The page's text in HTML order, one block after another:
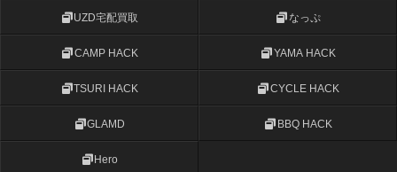
UZD宅配買取 なっぷ
CAMP HACK YAMA HACK
TSURI HACK CYCLE HACK
GLAMD BBQ HACK
Hero